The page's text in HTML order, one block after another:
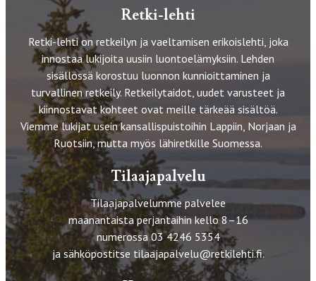
Retki-lehti
Retki-lehti on retkeilyn ja vaeltamisen erikoislehti, joka
innostaa lukijoita uusiin luontoelämyksiin. Lehden
sisällössä korostuu luonnon kunnioittaminen ja
turvallinen retkeily. Retkeilytaidot, uudet varusteet ja
kiinnostavat kohteet ovat meille tärkeää sisältöä.
Viemme lukijat usein kansallispuistoihin Lappiin, Norjaan ja
Ruotsiin, mutta myös lähiretkille Suomessa.
Tilaajapalvelu
Tilaajapalvelumme palvelee
maanantaista perjantaihin kello 8–16
numerossa 03 4246 5354
ja sähköpostitse tilaajapalvelu@retkilehti.fi.